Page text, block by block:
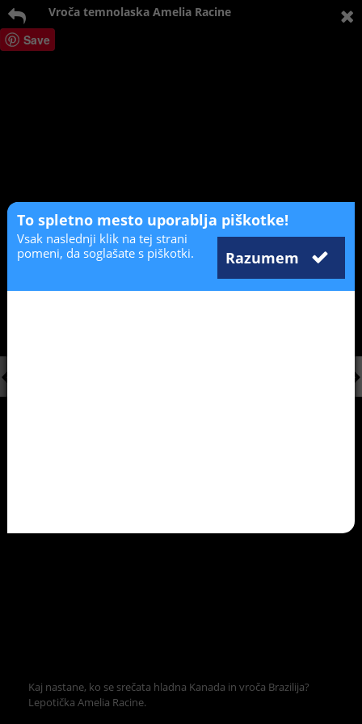
Vroča temnolaska Amelia Racine
Save
Kaj nastane, ko se srečata hladna Kanada in vroča Brazilija?
Lepotička Amelia Racine.
To spletno mesto uporablja piškotke!
Razumem
Vsak naslednji klik na tej strani
pomeni, da soglašate s piškotki.